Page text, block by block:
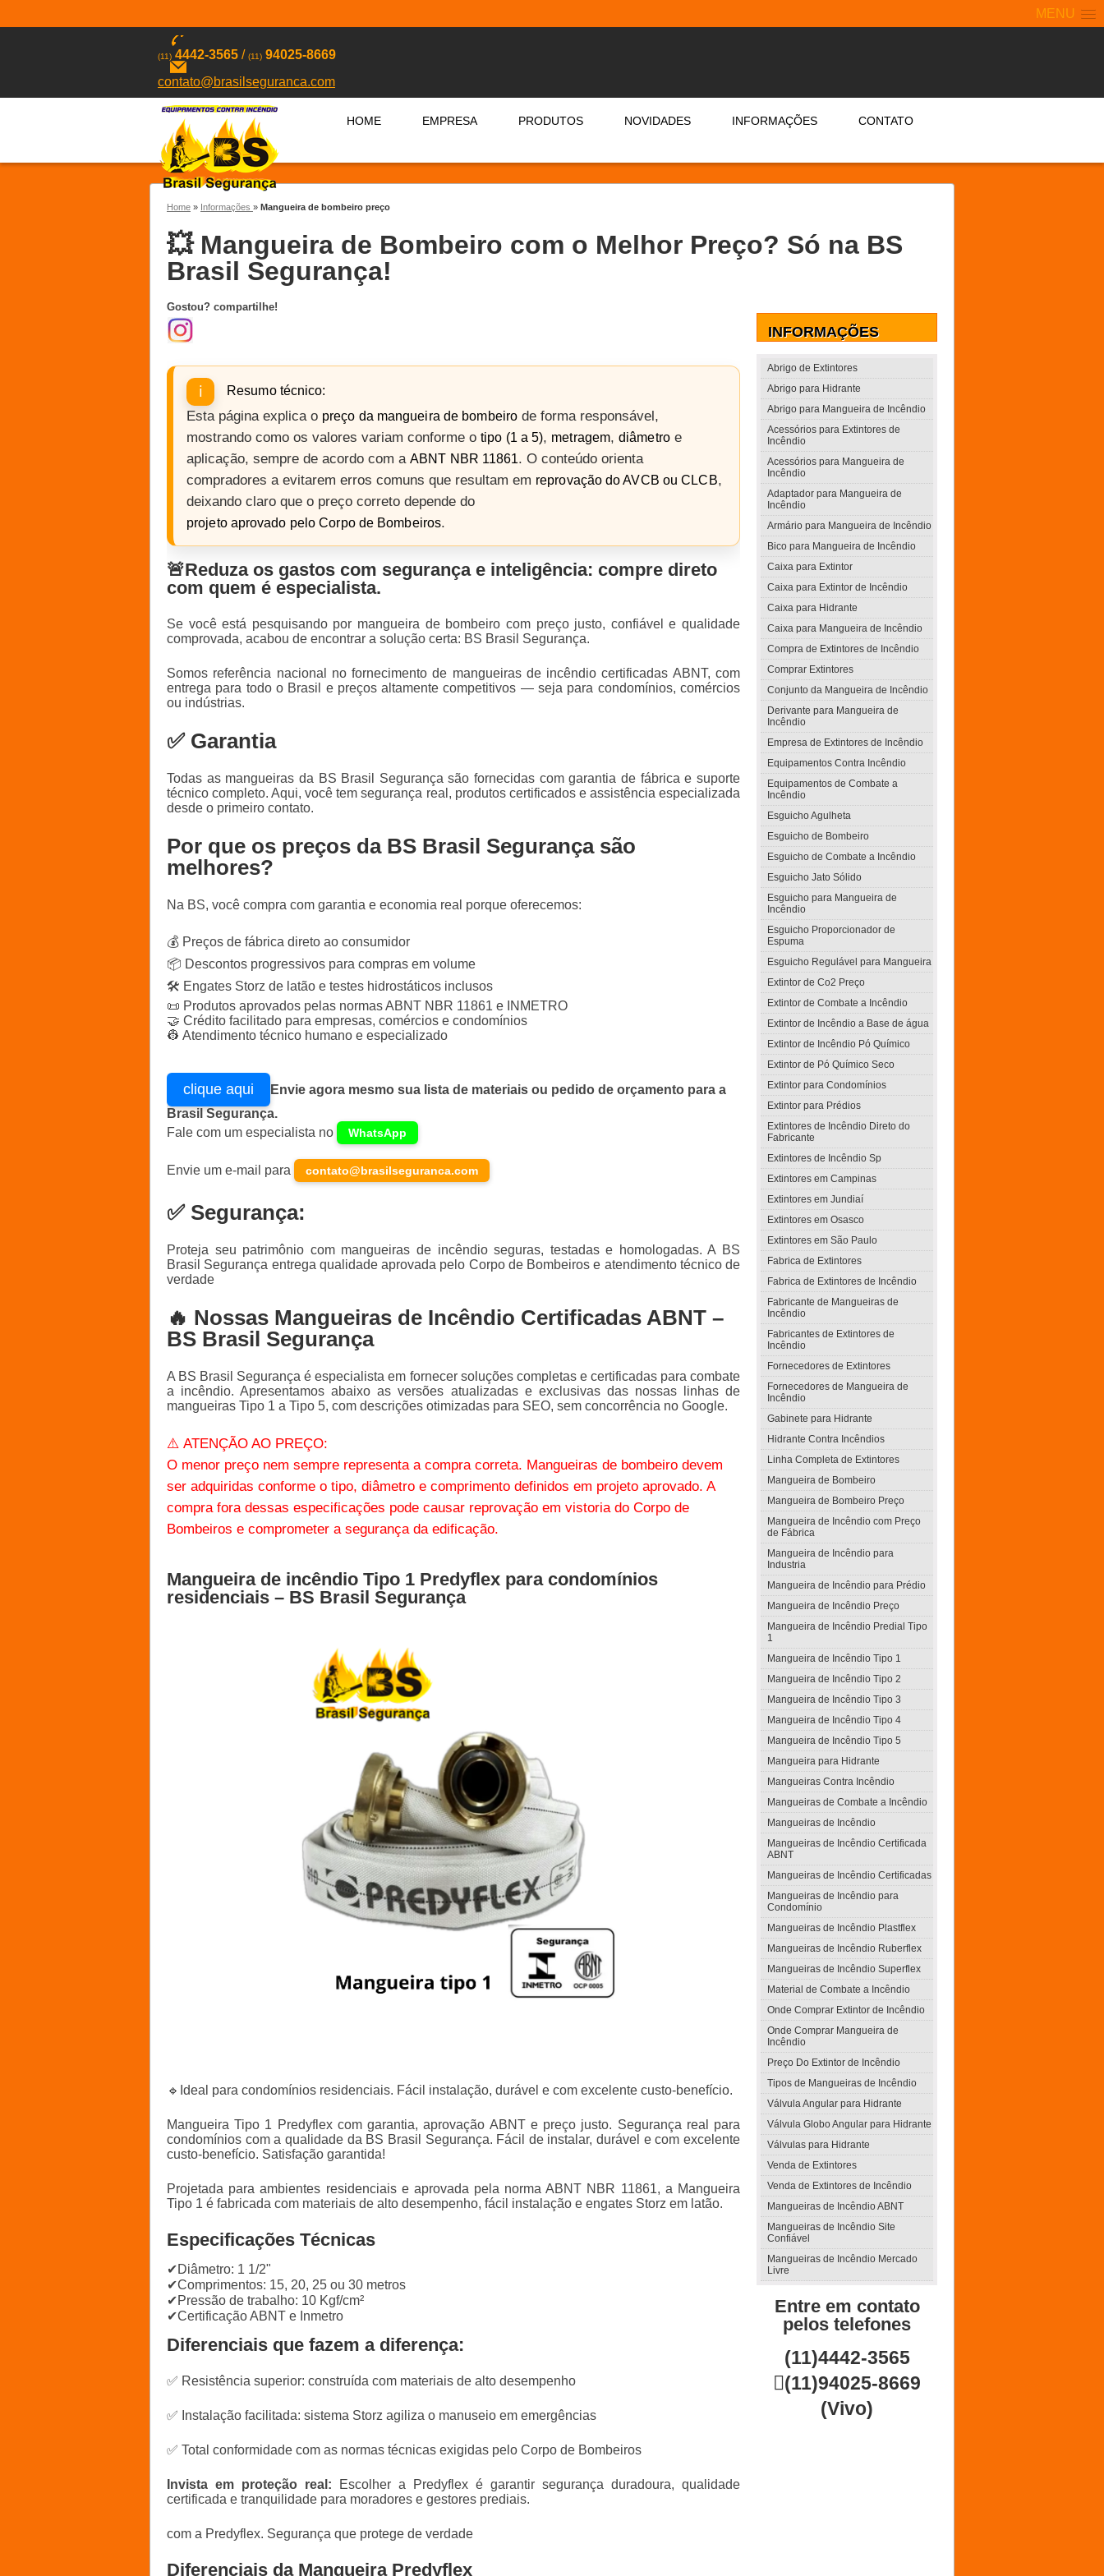
MENU
(11) 4442-3565 / (11) 94025-8669
contato@brasilseguranca.com
HOME EMPRESA PRODUTOS NOVIDADES INFORMAÇÕES CONTATO
Home » Informações » Mangueira de bombeiro preço
💥 Mangueira de Bombeiro com o Melhor Preço? Só na BS
Brasil Segurança!
Gostou? compartilhe!
Resumo técnico:
Esta página explica o preço da mangueira de bombeiro de forma responsável,
mostrando como os valores variam conforme o tipo (1 a 5), metragem,diâmetroe
aplicação, sempre de acordo com a ABNT NBR 11861. O conteúdo orienta
compradores a evitarem erros comuns que resultam em reprovação do AVCB ou CLCB,
deixando claro que o preço correto depende do
projeto aprovado pelo Corpo de Bombeiros.
🚨Reduza os gastos com segurança e inteligência: compre direto
com quem é especialista.
Se você está pesquisando por mangueira de bombeiro com preço justo, confiável e qualidade
comprovada, acabou de encontrar a solução certa: BS Brasil Segurança.
Somos referência nacional no fornecimento de mangueiras de incêndio certificadas ABNT, com
entrega para todo o Brasil e preços altamente competitivos — seja para condomínios, comércios
ou indústrias.
✅ Garantia
Todas as mangueiras da BS Brasil Segurança são fornecidas com garantia de fábrica e suporte
técnico completo. Aqui, você tem segurança real, produtos certificados e assistência especializada
desde o primeiro contato.
Por que os preços da BS Brasil Segurança são
melhores?
Na BS, você compra com garantia e economia real porque oferecemos:
💰 Preços de fábrica direto ao consumidor
📦 Descontos progressivos para compras em volume
🛠️ Engates Storz de latão e testes hidrostáticos inclusos
📜 Produtos aprovados pelas normas ABNT NBR 11861 e INMETRO
🤝 Crédito facilitado para empresas, comércios e condomínios
👷 Atendimento técnico humano e especializado
clique aqui
Envie agora mesmo sua lista de materiais ou pedido de orçamento para a
Brasil Segurança.
Fale com um especialista no
WhatsApp
Envie um e-mail para contato@brasilseguranca.com
✅ Segurança:
Proteja seu patrimônio com mangueiras de incêndio seguras, testadas e homologadas. A BS
Brasil Segurança entrega qualidade aprovada pelo Corpo de Bombeiros e atendimento técnico de
verdade
🔥 Nossas Mangueiras de Incêndio Certificadas ABNT –
BS Brasil Segurança
A BS Brasil Segurança é especialista em fornecer soluções completas e certificadas para combate
a incêndio. Apresentamos abaixo as versões atualizadas e exclusivas das nossas linhas de
mangueiras Tipo 1 a Tipo 5, com descrições otimizadas para SEO, sem concorrência no Google.
⚠️ ATENÇÃO AO PREÇO:
O menor preço nem sempre representa a compra correta. Mangueiras de bombeiro devem
ser adquiridas conforme o tipo, diâmetro e comprimento definidos em projeto aprovado. A
compra fora dessas especificações pode causar reprovação em vistoria do Corpo de
Bombeiros e comprometer a segurança da edificação.
Mangueira de incêndio Tipo 1 Predyflex para condomínios
residenciais – BS Brasil Segurança
🔹Ideal para condomínios residenciais. Fácil instalação, durável e com excelente custo-benefício.
Mangueira Tipo 1 Predyflex com garantia, aprovação ABNT e preço justo. Segurança real para
condomínios com a qualidade da BS Brasil Segurança. Fácil de instalar, durável e com excelente
custo-benefício. Satisfação garantida!
Projetada para ambientes residenciais e aprovada pela norma ABNT NBR 11861, a Mangueira
Tipo 1 é fabricada com materiais de alto desempenho, fácil instalação e engates Storz em latão.
Especificações Técnicas
✔Diâmetro: 1 1/2"
✔Comprimentos: 15, 20, 25 ou 30 metros
✔Pressão de trabalho: 10 Kgf/cm²
✔Certificação ABNT e Inmetro
Diferenciais que fazem a diferença:
✅ Resistência superior: construída com materiais de alto desempenho
✅ Instalação facilitada: sistema Storz agiliza o manuseio em emergências
✅ Total conformidade com as normas técnicas exigidas pelo Corpo de Bombeiros
Invista em proteção real: Escolher a Predyflex é garantir segurança duradoura, qualidade
certificada e tranquilidade para moradores e gestores prediais.
com a Predyflex. Segurança que protege de verdade
Diferenciais da Mangueira Predyflex
INFORMAÇÕES
Abrigo de Extintores
Abrigo para Hidrante
Abrigo para Mangueira de Incêndio
Acessórios para Extintores de
Incêndio
Acessórios para Mangueira de
Incêndio
Adaptador para Mangueira de
Incêndio
Armário para Mangueira de Incêndio
Bico para Mangueira de Incêndio
Caixa para Extintor
Caixa para Extintor de Incêndio
Caixa para Hidrante
Caixa para Mangueira de Incêndio
Compra de Extintores de Incêndio
Comprar Extintores
Conjunto da Mangueira de Incêndio
Derivante para Mangueira de
Incêndio
Empresa de Extintores de Incêndio
Equipamentos Contra Incêndio
Equipamentos de Combate a
Incêndio
Esguicho Agulheta
Esguicho de Bombeiro
Esguicho de Combate a Incêndio
Esguicho Jato Sólido
Esguicho para Mangueira de
Incêndio
Esguicho Proporcionador de
Espuma
Esguicho Regulável para Mangueira
Extintor de Co2 Preço
Extintor de Combate a Incêndio
Extintor de Incêndio a Base de água
Extintor de Incêndio Pó Químico
Extintor de Pó Químico Seco
Extintor para Condomínios
Extintor para Prédios
Extintores de Incêndio Direto do
Fabricante
Extintores de Incêndio Sp
Extintores em Campinas
Extintores em Jundiaí
Extintores em Osasco
Extintores em São Paulo
Fabrica de Extintores
Fabrica de Extintores de Incêndio
Fabricante de Mangueiras de
Incêndio
Fabricantes de Extintores de
Incêndio
Fornecedores de Extintores
Fornecedores de Mangueira de
Incêndio
Gabinete para Hidrante
Hidrante Contra Incêndios
Linha Completa de Extintores
Mangueira de Bombeiro
Mangueira de Bombeiro Preço
Mangueira de Incêndio com Preço
de Fábrica
Mangueira de Incêndio para
Industria
Mangueira de Incêndio para Prédio
Mangueira de Incêndio Preço
Mangueira de Incêndio Predial Tipo
1
Mangueira de Incêndio Tipo 1
Mangueira de Incêndio Tipo 2
Mangueira de Incêndio Tipo 3
Mangueira de Incêndio Tipo 4
Mangueira de Incêndio Tipo 5
Mangueira para Hidrante
Mangueiras Contra Incêndio
Mangueiras de Combate a Incêndio
Mangueiras de Incêndio
Mangueiras de Incêndio Certificada
ABNT
Mangueiras de Incêndio Certificadas
Mangueiras de Incêndio para
Condomínio
Mangueiras de Incêndio Plastflex
Mangueiras de Incêndio Ruberflex
Mangueiras de Incêndio Superflex
Material de Combate a Incêndio
Onde Comprar Extintor de Incêndio
Onde Comprar Mangueira de
Incêndio
Preço Do Extintor de Incêndio
Tipos de Mangueiras de Incêndio
Válvula Angular para Hidrante
Válvula Globo Angular para Hidrante
Válvulas para Hidrante
Venda de Extintores
Venda de Extintores de Incêndio
Mangueiras de Incêndio ABNT
Mangueiras de Incêndio Site
Confiável
Mangueiras de Incêndio Mercado
Livre
Entre em contato
pelos telefones
(11)4442-3565
(11)94025-8669
(Vivo)